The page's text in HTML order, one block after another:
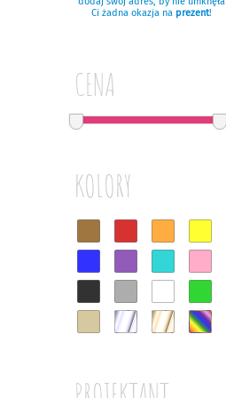
Ci żadna okazja na prezent!
CENA
KOLORY